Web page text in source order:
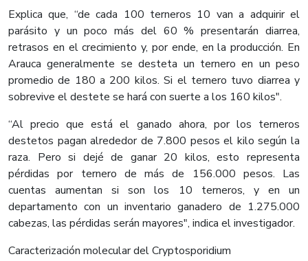
Explica que, “de cada 100 terneros 10 van a adquirir el
parásito y un poco más del 60 % presentarán diarrea,
retrasos en el crecimiento y, por ende, en la producción. En
Arauca generalmente se desteta un ternero en un peso
promedio de 180 a 200 kilos. Si el ternero tuvo diarrea y
sobrevive el destete se hará con suerte a los 160 kilos".
“Al precio que está el ganado ahora, por los terneros
destetos pagan alrededor de 7.800 pesos el kilo según la
raza. Pero si dejé de ganar 20 kilos, esto representa
pérdidas por ternero de más de 156.000 pesos. Las
cuentas aumentan si son los 10 terneros, y en un
departamento con un inventario ganadero de 1.275.000
cabezas, las pérdidas serán mayores", indica el investigador.
Caracterización molecular del Cryptosporidium